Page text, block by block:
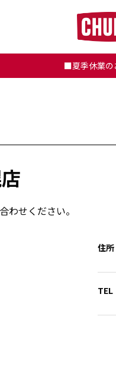
■夏季休業
わせください。
住所
TEL